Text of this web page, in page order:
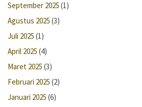
September 2025 (1)
Agustus 2025 (3)
Juli 2025 (1)
April 2025 (4)
Maret 2025 (3)
Februari 2025 (2)
Januari 2025 (6)